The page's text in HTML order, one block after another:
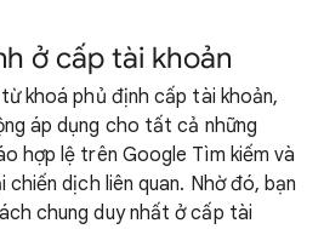
ở cấp tài khoản
khoá phủ định cấp tài khoản,
áp dụng cho tất cả những
hợp lệ trên Google Tìm kiếm và
dịch liên quan. Nhờ đó, bạn
chung duy nhất ở cấp tài